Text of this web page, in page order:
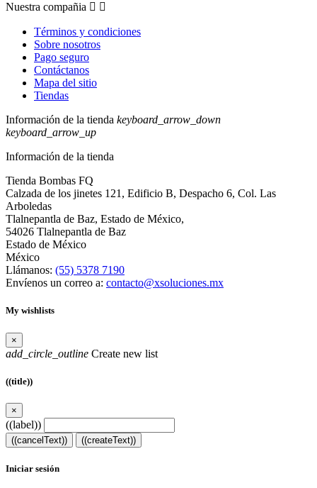
Nuestra compañia  
Términos y condiciones
Sobre nosotros
Pago seguro
Contáctanos
Mapa del sitio
Tiendas
Información de la tienda keyboard_arrow_down
keyboard_arrow_up
Información de la tienda
Tienda Bombas FQ
Calzada de los jinetes 121, Edificio B, Despacho 6, Col. Las
Arboledas
Tlalnepantla de Baz, Estado de México,
54026 Tlalnepantla de Baz
Estado de México
México
Llámanos: (55) 5378 7190
Envíenos un correo a: contacto@xsoluciones.mx
My wishlists
×
add_circle_outline Create new list
((title))
×
((label))
((cancelText)) ((createText))
Iniciar sesión